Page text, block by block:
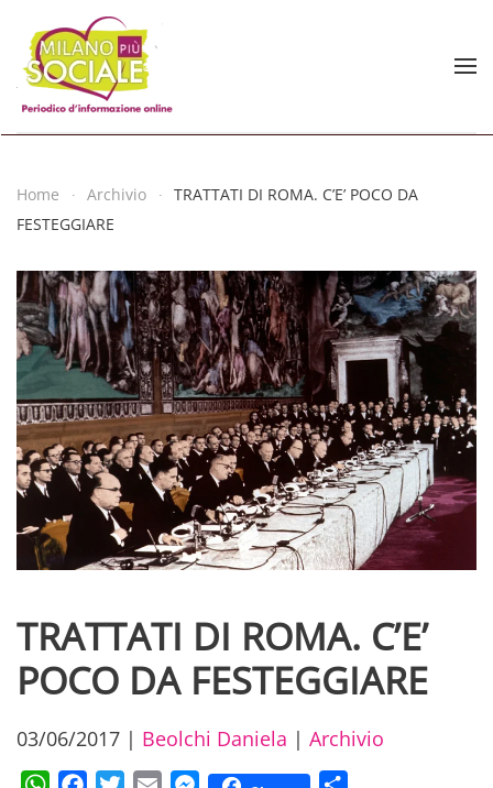
Skip to main content
Home Archivio
TRATTATI DI ROMA. C’E’ POCO DA
FESTEGGIARE
TRATTATI DI ROMA. C’E’
POCO DA FESTEGGIARE
03/06/2017 | Beolchi Daniela | Archivio